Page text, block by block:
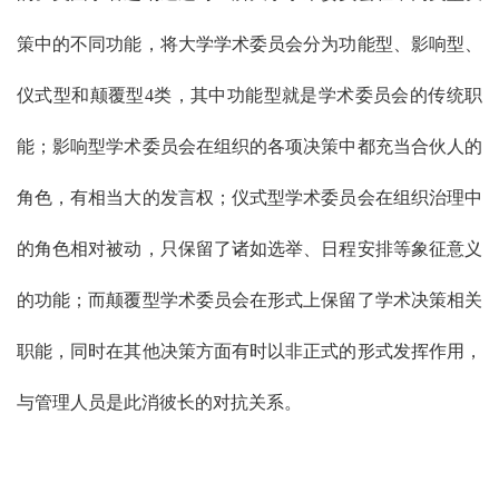
策中的不同功能，将大学学术委员会分为功能型、影响型、
仪式型和颠覆型4类，其中功能型就是学术委员会的传统职
能；影响型学术委员会在组织的各项决策中都充当合伙人的
角色，有相当大的发言权；仪式型学术委员会在组织治理中
的角色相对被动，只保留了诸如选举、日程安排等象征意义
的功能；而颠覆型学术委员会在形式上保留了学术决策相关
职能，同时在其他决策方面有时以非正式的形式发挥作用，
与管理人员是此消彼长的对抗关系。